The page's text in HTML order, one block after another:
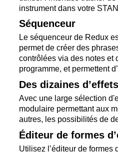
instrument dans votre
Séquenceur
Le séquenceur de Redux
permet de créer des
contrôlées via des notes et
programme, et permettent
Des dizaines
Avec une large sélection
modulaire permettant aux
autres, les possibilités de
Éditeur de formes
Utilisez l’éditeur de formes